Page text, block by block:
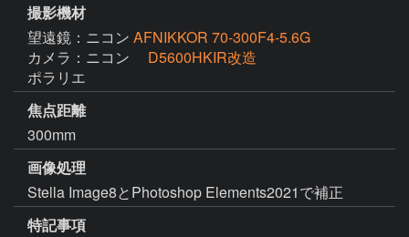
撮影機材
望遠鏡：ニコン AFNIKKOR 70-300F4-5.6G
カメラ：ニコン
D5600HKIR改造
ポラリエ
焦点距離
300mm
画像処理
Stella Image8とPhotoshop Elements2021で補正
特記事項